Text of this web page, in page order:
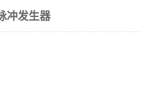
冲发生器